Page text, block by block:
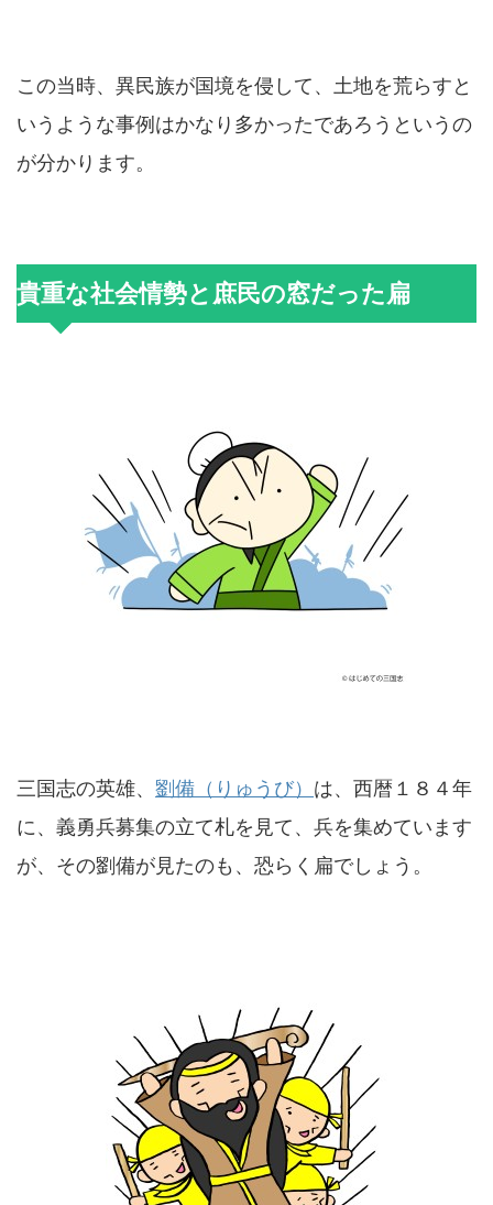
この当時、異民族が国境を侵して、土地を荒らすと
いうような事例はかなり多かったであろうというの
が分かります。
貴重な社会情勢と庶民の窓だった扁
三国志の英雄、 劉備（りゅうび） は、西暦１８４年
に、義勇兵募集の立て札を見て、兵を集めています
が、その劉備が見たのも、恐らく扁でしょう。